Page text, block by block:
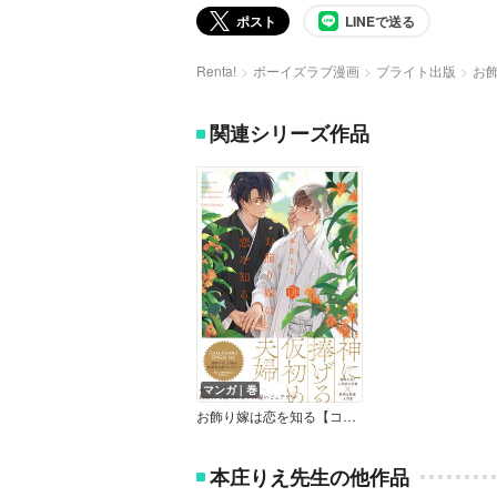
ポスト LINEで送る
Renta! ボーイズラブ漫画 ブライト出版 お
関連シリーズ作品
マンガ｜巻
お飾り嫁は恋を知る【コミックス版】
本庄りえ先生の他作品